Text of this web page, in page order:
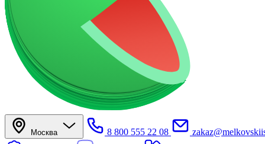
Москва 8 800 555 22 08